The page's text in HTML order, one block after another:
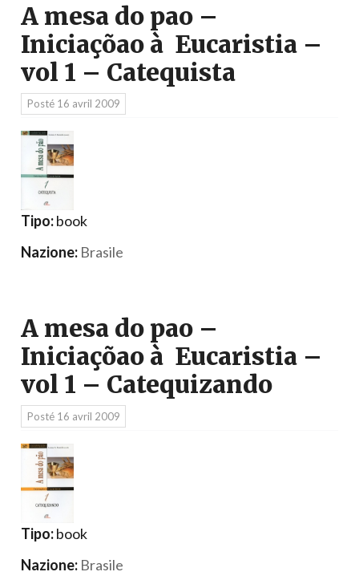
A mesa do pao –
Iniciaçõao à Eucaristia –
vol 1 – Catequista
Posté 16 avril 2009
Tipo:book
Nazione: Brasile
A mesa do pao –
Iniciaçõao à Eucaristia –
vol 1 – Catequizando
Posté 16 avril 2009
Tipo:book
Nazione: Brasile